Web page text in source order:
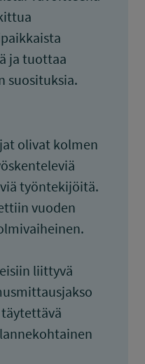
ja tuottaa
suosituksia.
olivat kolmen
työntekijöitä.
vuoden
liittyvä
täytettävä